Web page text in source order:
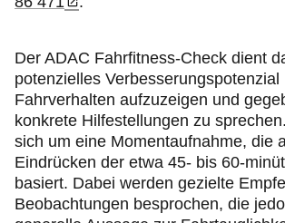
Der ADAC Fahrfitness-Check dient
potenzielles Verbesserungspotenzial
Fahrverhalten aufzuzeigen und
konkrete Hilfestellungen zu
sich um eine Momentaufnahme, die
Eindrücken der etwa 45- bis 60-
basiert. Dabei werden gezielte
Beobachtungen besprochen, die